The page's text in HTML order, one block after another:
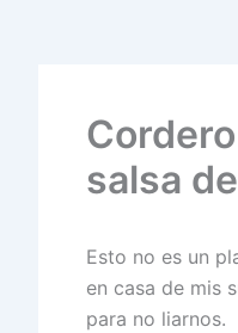
salsa
Esto no es un
en casa de mis
para no liarnos.